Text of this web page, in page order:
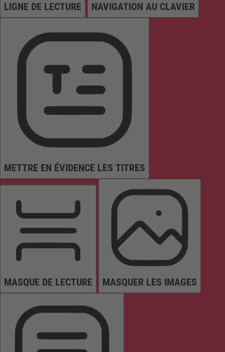
LIGNE DE LECTURE NAVIGATION AU CLAVIER
METTRE EN ÉVIDENCE LES TITRES
MASQUE DE LECTURE MASQUER LES IMAGES